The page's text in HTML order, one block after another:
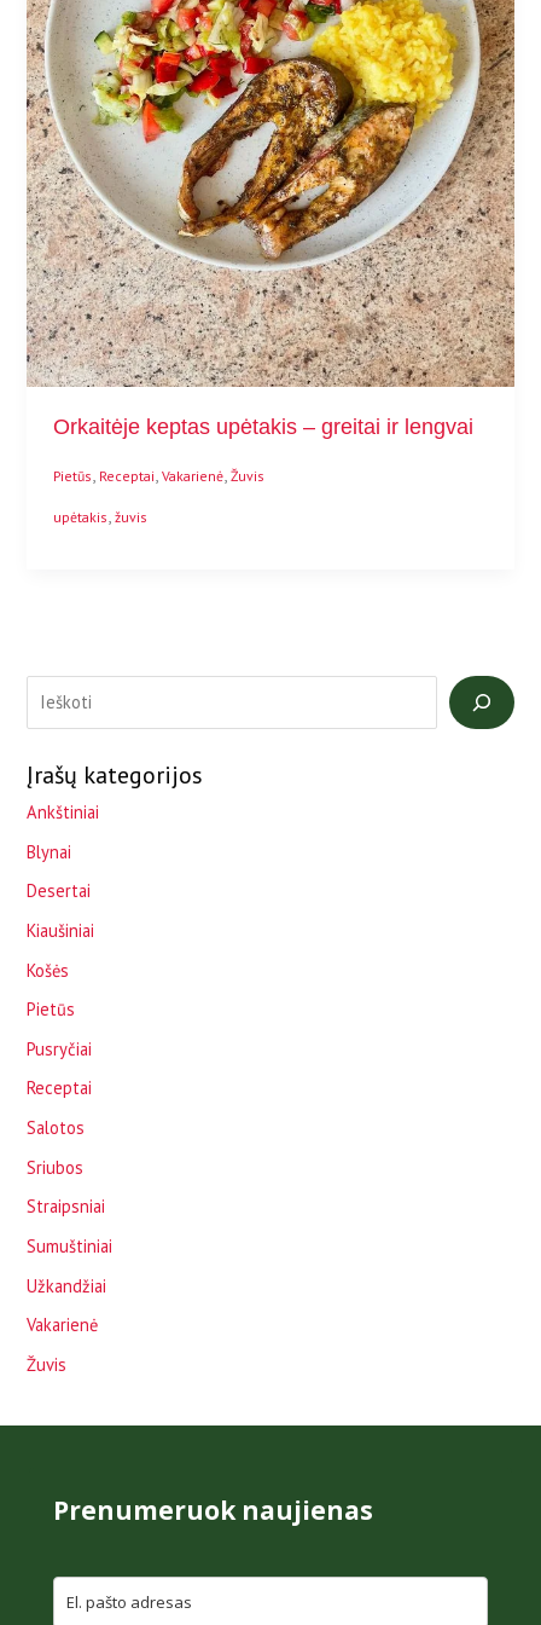
Orkaitėje keptas upėtakis – greitai ir lengvai
Pietūs, Receptai,Vakarienė,Žuvis
upėtakis ,žuvis
Įrašų kategorijos
Ankštiniai
Blynai
Desertai
Kiaušiniai
Košės
Pietūs
Pusryčiai
Receptai
Salotos
Sriubos
Straipsniai
Sumuštiniai
Užkandžiai
Vakarienė
Žuvis
Prenumeruok naujienas